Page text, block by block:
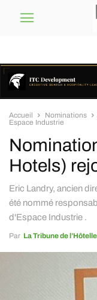
Accueil Nominations
Espace Industrie
Hotels)
Eric Landry, ancien
été nommé
d'Espace Industrie .
Par La Tribune de